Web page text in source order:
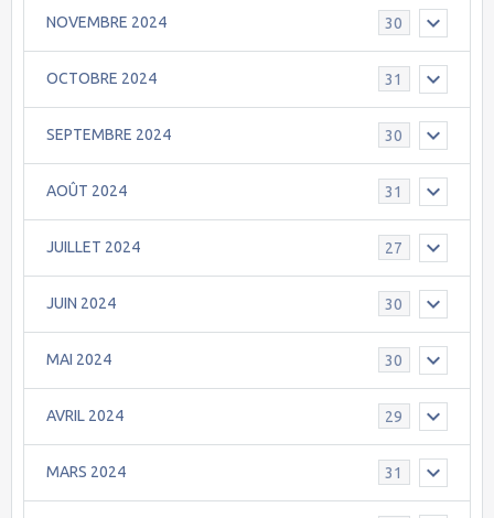
NOVEMBRE 2024 30
OCTOBRE 2024 31
SEPTEMBRE 2024 30
AOÛT 2024 31
JUILLET 2024 27
JUIN 2024 30
MAI 2024 30
AVRIL 2024 29
MARS 2024 31